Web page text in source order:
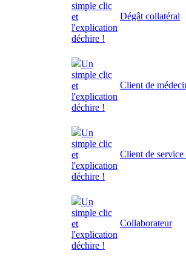
simple clic
et
l'explication
déchire !
Dégât collatéral
Un
simple clic
et
l'explication
déchire !
Client de
Un
simple clic
et
l'explication
déchire !
Client de
Un
simple clic
et
l'explication
déchire !
Collaborateur